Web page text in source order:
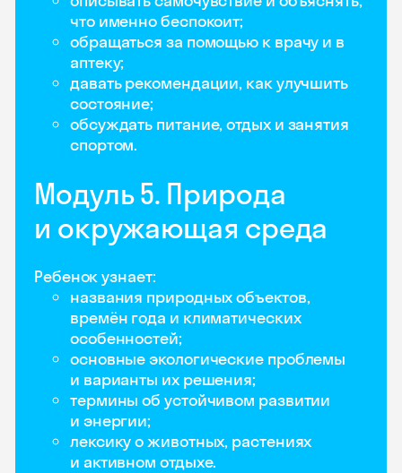
что именно беспокоит;
обращаться за помощью к врачу и в
аптеку;
давать рекомендации, как улучшить
состояние;
обсуждать питание, отдых и занятия
спортом.
Модуль 5. Природа
и окружающая среда
Ребенок узнает:
названия природных объектов,
времён года и климатических
особенностей;
основные экологические проблемы
и варианты их решения;
термины об устойчивом развитии
и энергии;
лексику о животных, растениях
и активном отдыхе.